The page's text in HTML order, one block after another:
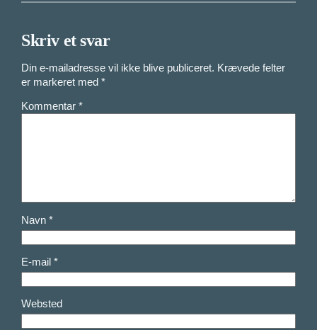
Skriv et svar
Din e-mailadresse vil ikke blive publiceret. Krævede felter
er markeret med*
Kommentar*
Navn*
E-mail*
Websted